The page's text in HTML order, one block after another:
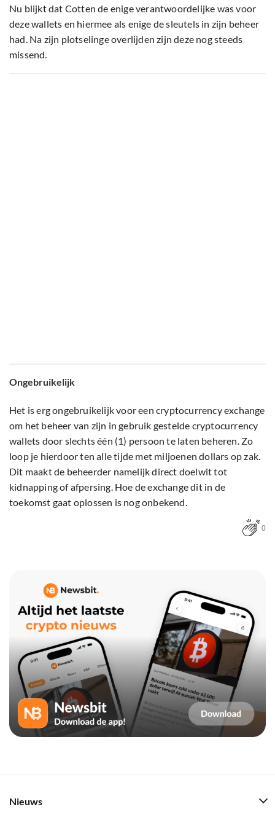
Nu blijkt dat Cotten de enige verantwoordelijke was voor
deze wallets en hiermee als enige de sleutels in zijn beheer
had. Na zijn plotselinge overlijden zijn deze nog steeds
missend.
Ongebruikelijk
Het is erg ongebruikelijk voor een cryptocurrency exchange
om het beheer van zijn in gebruik gestelde cryptocurrency
wallets door slechts één (1) persoon te laten beheren. Zo
loop je hierdoor ten alle tijde met miljoenen dollars op zak.
Dit maakt de beheerder namelijk direct doelwit tot
kidnapping of afpersing. Hoe de exchange dit in de
toekomst gaat oplossen is nog onbekend.
0
Nieuws